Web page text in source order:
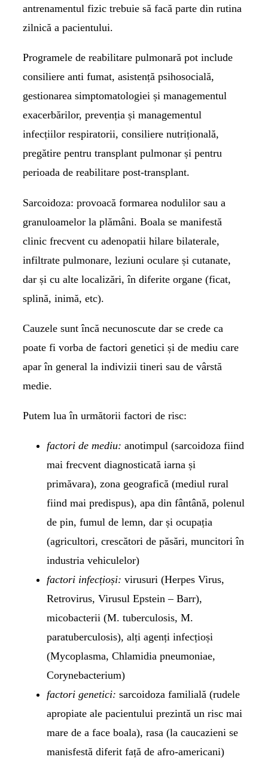
antrenamentul fizic trebuie să facă parte din rutina
zilnică a pacientului.
Programele de reabilitare pulmonară pot include
consiliere anti fumat, asistență psihosocială,
gestionarea simptomatologiei și managementul
exacerbărilor, prevenția și managementul
infecțiilor respiratorii, consiliere nutrițională,
pregătire pentru transplant pulmonar și pentru
perioada de reabilitare post-transplant.
Sarcoidoza: provoacă formarea nodulilor sau a
granuloamelor la plămâni. Boala se manifestă
clinic frecvent cu adenopatii hilare bilaterale,
infiltrate pulmonare, leziuni oculare și cutanate,
dar și cu alte localizări, în diferite organe (ficat,
splină, inimă, etc).
Cauzele sunt încă necunoscute dar se crede ca
poate fi vorba de factori genetici și de mediu care
apar în general la indivizii tineri sau de vârstă
medie.
Putem lua în următorii factori de risc:
factori de mediu: anotimpul (sarcoidoza fiind
mai frecvent diagnosticată iarna și
primăvara), zona geografică (mediul rural
fiind mai predispus), apa din fântână, polenul
de pin, fumul de lemn, dar și ocupația
(agricultori, crescători de păsări, muncitori în
industria vehiculelor)
factori infecțioși: virusuri (Herpes Virus,
Retrovirus, Virusul Epstein – Barr),
micobacterii (M. tuberculosis, M.
paratuberculosis), alți agenți infecțioși
(Mycoplasma, Chlamidia pneumoniae,
Corynebacterium)
factori genetici: sarcoidoza familială (rudele
apropiate ale pacientului prezintă un risc mai
mare de a face boala), rasa (la caucazieni se
manisfestă diferit față de afro-americani)